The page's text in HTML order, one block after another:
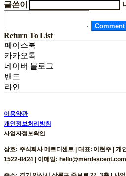
글쓴이
Comment
Return To List
페이스북
카카오톡
네이버 블로그
밴드
라인
이용약관
개인정보처리방침
사업자정보확인
상호: 주식회사 메르디센트 | 대표: 이현주 | 개
1522-8424 | 이메일: hello@merdescent.com